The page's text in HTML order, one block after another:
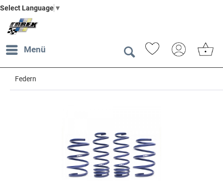
Select Language ▼
Menü
Federn